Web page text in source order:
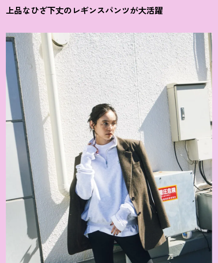
上品なひざ下丈のレギンスパンツが大活躍